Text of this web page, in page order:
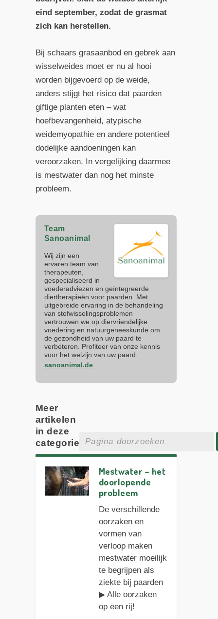
eind september, zodat de grasmat
zich kan herstellen.
Bij schaars grasaanbod en gebrek aan
wisselweides moet er nu al hooi
worden bijgevoerd op de weide,
anders stijgt het risico dat paarden
giftige planten eten – wat
hoefbevangenheid, atypische
weidemyopathie en andere potentieel
dodelijke aandoeningen kan
veroorzaken. In vergelijking daarmee
is mestwater dan nog het minste
probleem.
Team
Sanoanimal
Wij zijn een
ervaren team van
therapeuten,
gespecialiseerd in
voederadviezen en geïntegreerde
diertherapieën voor paarden. Met
uitgebreide ervaring in de behandeling
van stofwisselingsproblemen
vertrouwen we op diervriendelijke
voedering en natuurgeneeskunde om
de gezondheid van uw paard te
verbeteren. Profiteer van onze kennis
voor het welzijn van uw paard.
sanoanimal.de
Meer
artikelen
in deze
categorie
Mestwater – het
doorlopende
probleem
De verschillende
oorzaken en
vormen van
verloop maken
mestwater moeilijk
te begrijpen als
ziekte bij paarden
▶︎ Alle oorzaken
op een rij!